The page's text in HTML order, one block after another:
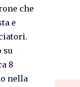
che
e
su
8
nella